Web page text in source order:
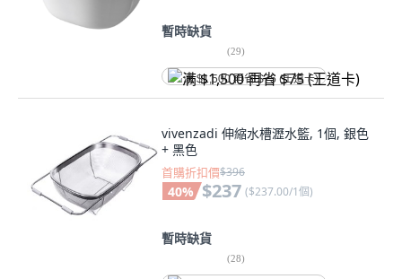
暫時缺貨
(29)
满 $1,500 再省 $75 (王道卡)
vivenzadi 伸縮水槽瀝水籃, 1個, 銀色
+ 黑色
首購折扣價$396
40% $237 ($237.00/1個)
暫時缺貨
(28)